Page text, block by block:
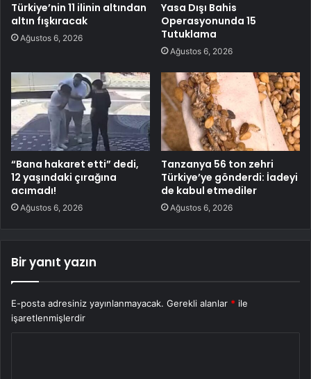
Türkiye’nin 11 ilinin altından
altın fışkıracak
Ağustos 6, 2026
Yasa Dışı Bahis
Operasyonunda 15
Tutuklama
Ağustos 6, 2026
“Bana hakaret etti” dedi,
12 yaşındaki çırağına
acımadı!
Ağustos 6, 2026
Tanzanya 56 ton zehri
Türkiye’ye gönderdi: İadeyi
de kabul etmediler
Ağustos 6, 2026
Bir yanıt yazın
E-posta adresiniz yayınlanmayacak. Gerekli alanlar * ile
işaretlenmişlerdir